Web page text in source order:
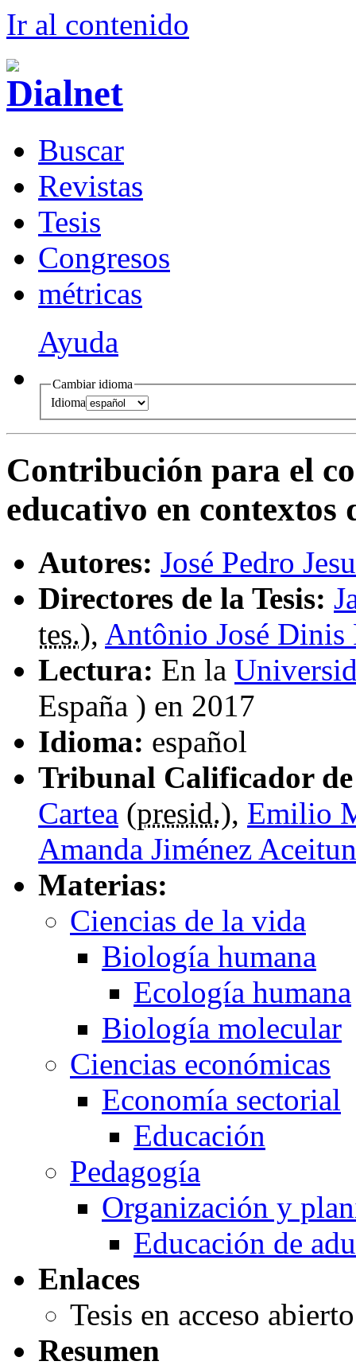
Ir al contenido
Buscar
Revistas
Tesis
Congresos
métricas
Ayuda
Cambiar idioma
Idioma
Contribución para el
educativo en contextos
Autores: José Pedro
Directores de la Tesis:
tes.), Antônio José Dinis
Lectura: En la
España ) en 2017
Idioma: español
Tribunal Calificador de
Cartea (presid.), Emilio
Amanda Jiménez
Materias:
Ciencias de la vida
Biología humana
Ecología humana
Biología molecular
Ciencias económicas
Economía sectorial
Educación
Pedagogía
Organización y
Educación de
Enlaces
Tesis en acceso
Resumen